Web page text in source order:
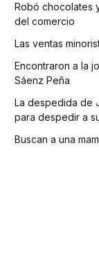
Robó chocolates
del comercio
Las ventas
Encontraron a la
Sáenz Peña
La despedida de
para despedir a
Buscan a una